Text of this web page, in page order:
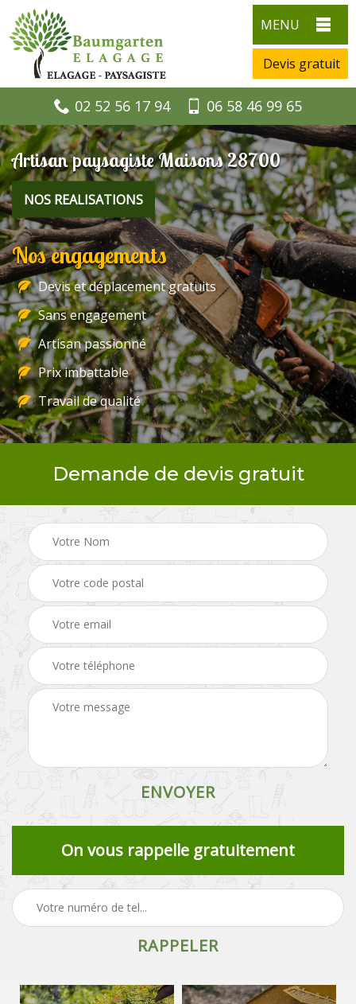
MENU
Devis gratuit
02 52 56 17 94 06 58 46 99 65
Artisan paysagiste Maisons 28700
NOS REALISATIONS
Nos engagements
Devis et déplacement gratuits
Sans engagement
Artisan passionné
Prix imbattable
Travail de qualité
Demande de devis gratuit
On vous rappelle gratuitement